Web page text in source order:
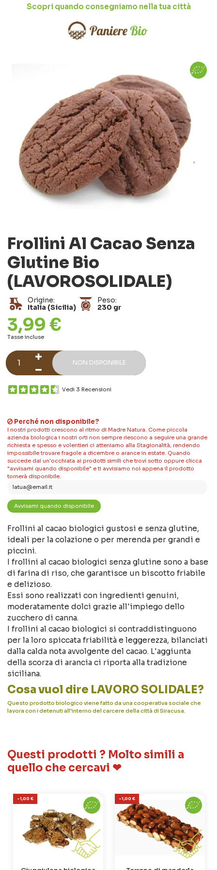
Scopri quando consegniamo nella tua città
Frollini Al Cacao Senza
Glutine Bio
(LAVOROSOLIDALE)
Origine:
Italia (Sicilia)
Peso:
230 gr
3,99 €
Tasse incluse
NON DISPONIBILE
Vedi 3 Recensioni
Perché non disponibile?
I nostri prodotti crescono al ritmo di Madre Natura. Come piccola
azienda biologica i nostri orti non sempre riescono a seguire una grande
richiesta e spesso e volentieri ci atteniamo alla Stagionalità, rendendo
impossibile trovare fragole a dicembre o arance in estate. Quando
succede dai un'occhiata ai prodotti simili che trovi sotto oppure clicca
"avvisami quando disponibile" e ti avvisiamo noi appena il prodotto
tornerà disponibile.
Frollini al cacao biologici gustosi e senza glutine,
ideali per la colazione o per merenda per grandi e
piccini.
I frollini al cacao biologici senza glutine sono a base
di farina di riso, che garantisce un biscotto friabile
e delizioso.
Essi sono realizzati con ingredienti genuini,
moderatamente dolci grazie all'impiego dello
zucchero di canna.
I frollini al cacao biologici si contraddistinguono
per la loro spiccata friabilità e leggerezza, bilanciati
dalla calda nota avvolgente del cacao. L'aggiunta
della scorza di arancia ci riporta alla tradizione
siciliana.
Cosa vuol dire LAVORO SOLIDALE?
Questo prodotto biologico viene fatto da una cooperativa sociale che
lavora con i detenuti all'interno del carcere della città di Siracusa.
Questi prodotti ? Molto simili a
quello che cercavi ❤
-1,00 € -1,00 €